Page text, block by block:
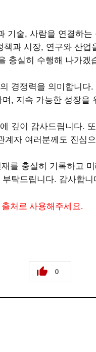
기술, 사람을 연결하
책과 시장, 연구와 산
충실히 수행해 나가겠
경쟁력을 의미합니다.
, 지속 가능한 성장을
깊이 감사드립니다.
자 여러분께도 진심
를 충실히 기록하고
탁드립니다. 감사합니
처로 사용해주세요.
0